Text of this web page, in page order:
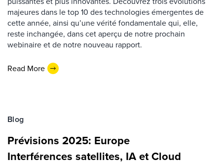
majeures dans le top 10 des technologies émergentes de
cette année, ainsi qu’une vérité fondamentale qui, elle,
reste inchangée, dans cet aperçu de notre prochain
webinaire et de notre nouveau rapport.
Read More
Blog
Prévisions 2025: Europe
Interférences satellites, IA et Cloud